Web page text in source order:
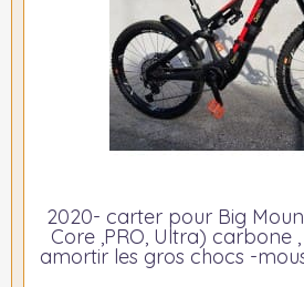
2020- carter pour Big
Core ,PRO, Ultra) carbone
amortir les gros chocs -